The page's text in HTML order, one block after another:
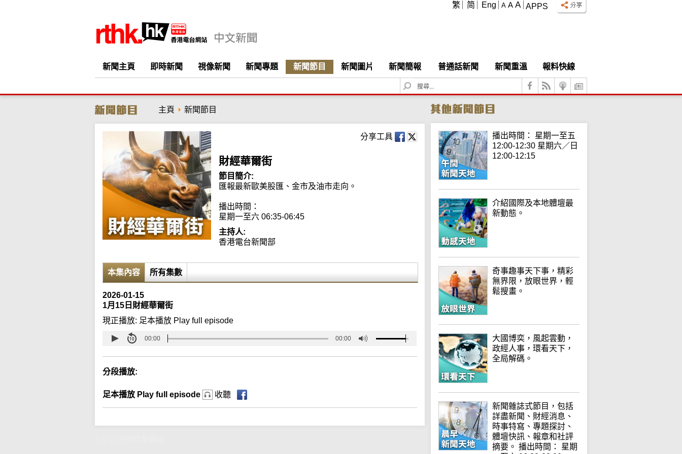
APPS
A A A
繁 简 Eng
新聞主頁 即時新聞 視像新聞 新聞專題 新聞節目 新聞圖片 新聞簡報 普通話新聞 新聞重溫
報料快線
S
e
c
h
主頁 新聞節目
分享工具
財經華爾街
節目簡介:
匯報最新歐美股匯、金市及油市走向。
播出時間：
星期一至六 06:35-06:45
主持人:
香港電台新聞部
本集內容 所有集數
2026-01-15
1月15日財經華爾街
現正播放: 足本播放 Play full episode
00:00 00:00
分段播放:
足本播放 Play full episode 收聽
播出時間： 星期一至五
12:00-12:30 星期六／日
12:00-12:15
介紹國際及本地體壇最
新動態。
奇事趣事天下事，精彩
無界限，放眼世界，輕
鬆搜畫。
大國博奕，風起雲動，
政經人事，環看天下，
全局解碼。
新聞雜誌式節目，包括
詳盡新聞、財經消息、
時事特寫、專題探討、
體壇快訊、報章和社評
摘要。 播出時間： 星期